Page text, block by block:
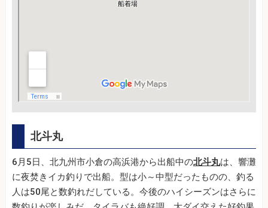
北斗丸
6月5日、北九州市小倉の高浜港から出船中の北斗丸は、響灘
に夜焚きイカ釣りで出船。型は小～中型だったものの、釣る
人は50尾と数釣れだしている。今後のハイシーズンはさらに